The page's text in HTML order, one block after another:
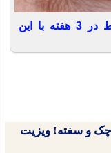
کاهش چشمگیر جای زخم و بخیه فقط در 3 هفته با این
چک و سفته! ویزیت